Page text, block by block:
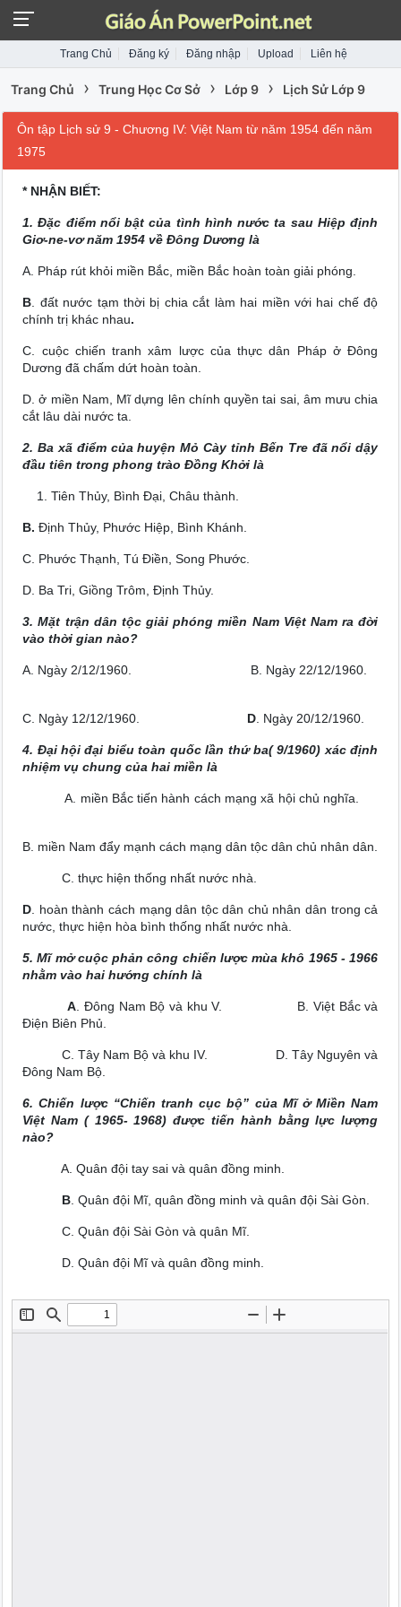
Trang Chủ Đăng ký Đăng nhập Upload Liên hệ
Trang Chủ › Trung Học Cơ Sở › Lớp 9 › Lịch Sử Lớp 9
Ôn tập Lịch sử 9 - Chương IV: Việt Nam từ năm 1954 đến năm
1975
* NHẬN BIẾT:
1. Đặc điểm nổi bật của tình hình nước ta sau Hiệp định
Giơ-ne-vơ năm 1954 về Đông Dương là
A. Pháp rút khỏi miền Bắc, miền Bắc hoàn toàn giải phóng.
B . đất nước tạm thời bị chia cắt làm hai miền với hai chế độ
chính trị khác nhau.
C. cuộc chiến tranh xâm lược của thực dân Pháp ở Đông
Dương đã chấm dứt hoàn toàn.
D. ở miền Nam, Mĩ dựng lên chính quyền tai sai, âm mưu chia
cắt lâu dài nước ta.
2. Ba xã điểm của huyện Mỏ Cày tỉnh Bến Tre đã nổi dậy
đầu tiên trong phong trào Đồng Khởi là
Tiên Thủy, Bình Đại, Châu thành.
B. Định Thủy, Phước Hiệp, Bình Khánh.
C. Phước Thạnh, Tú Điền, Song Phước.
D. Ba Tri, Giồng Trôm, Định Thủy.
3. Mặt trận dân tộc giải phóng miền Nam Việt Nam ra đời
vào thời gian nào?
A. Ngày 2/12/1960. B. Ngày 22/12/1960.
C. Ngày 12/12/1960. D . Ngày 20/12/1960.
4. Đại hội đại biểu toàn quốc lần thứ ba( 9/1960) xác định
nhiệm vụ chung của hai miền là
A. miền Bắc tiến hành cách mạng xã hội chủ nghĩa.
B. miền Nam đẩy mạnh cách mạng dân tộc dân chủ nhân dân.
C. thực hiện thống nhất nước nhà.
D . hoàn thành cách mạng dân tộc dân chủ nhân dân trong cả
nước, thực hiện hòa bình thống nhất nước nhà.
5. Mĩ mở cuộc phản công chiến lược mùa khô 1965 - 1966
nhằm vào hai hướng chính là
A . Đông Nam Bộ và khu V. B. Việt Bắc và
Điện Biên Phủ.
C. Tây Nam Bộ và khu IV. D. Tây Nguyên và
Đông Nam Bộ.
6. Chiến lược “Chiến tranh cục bộ” của Mĩ ở Miền Nam
Việt Nam ( 1965- 1968) được tiến hành bằng lực lượng
nào?
A. Quân đội tay sai và quân đồng minh.
B . Quân đội Mĩ, quân đồng minh và quân đội Sài Gòn.
C. Quân đội Sài Gòn và quân Mĩ.
D. Quân đội Mĩ và quân đồng minh.